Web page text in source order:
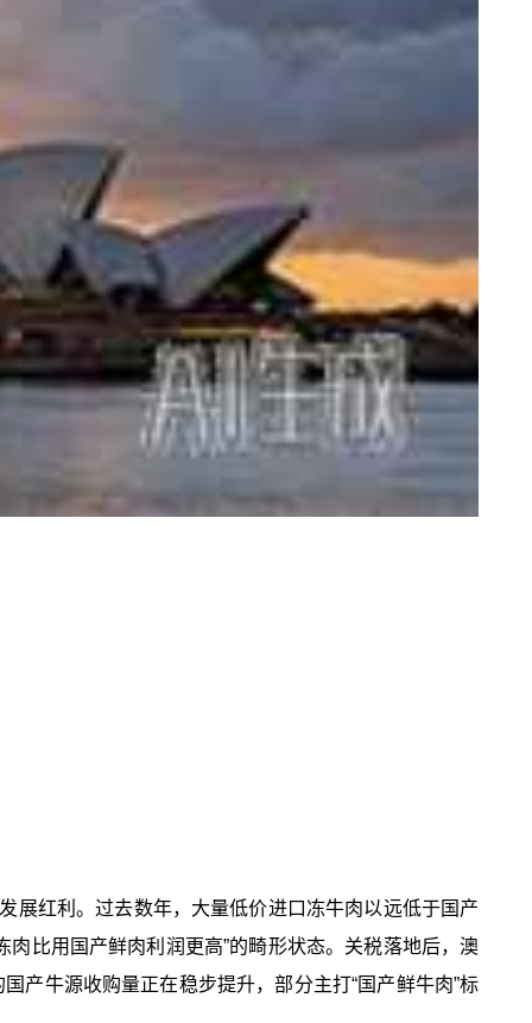
展红利。过去数年，大量低价进口冻牛肉以远低于国产
比用国产鲜肉利润更高”的畸形状态。关税落地后，澳
产牛源收购量正在稳步提升，部分主打“国产鲜牛肉”标